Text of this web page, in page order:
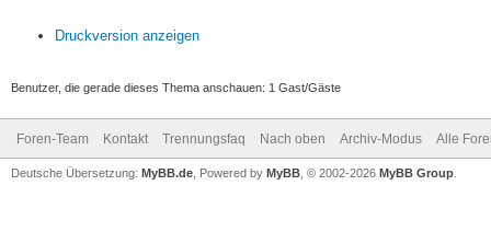
Druckversion anzeigen
Benutzer, die gerade dieses Thema anschauen: 1 Gast/Gäste
Foren-Team Kontakt Trennungsfaq Nach oben Archiv-Modus Alle
Deutsche Übersetzung: MyBB.de , Powered by MyBB , © 2002-2026 MyBB Group